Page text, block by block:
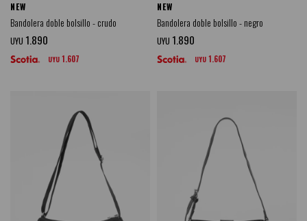
NEW
Bandolera doble bolsillo - crudo
UYU 1.890
UYU 1.607
NEW
Bandolera doble bolsillo - negro
UYU 1.890
UYU 1.607